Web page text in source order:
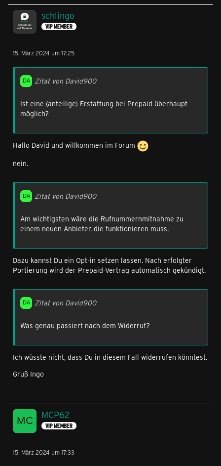
schlingo
VIP MEMBER
15. März 2024 um 17:25
Zitat von David900
Ist eine (anteilige) Erstattung bei Prepaid überhaupt
möglich?
Hallo David und willkommen im Forum
nein.
Zitat von David900
Am wichtigsten wäre die Rufnummernmitnahme zu
einem neuen Anbieter, die funktionieren muss.
Dazu kannst Du ein Opt-in setzen lassen. Nach erfolgter
Portierung wird der Prepaid-Vertrag automatisch gekündigt.
Zitat von David900
Was genau passiert nach dem Widerruf?
Ich wüsste nicht, dass Du in diesem Fall widerrufen könntest.
Gruß Ingo
MCP62
VIP MEMBER
15. März 2024 um 17:33